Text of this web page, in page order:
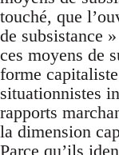
touché, que
de subsistance
ces moyens de
forme
situationnistes
rapports
la dimension
Parce qu’ils